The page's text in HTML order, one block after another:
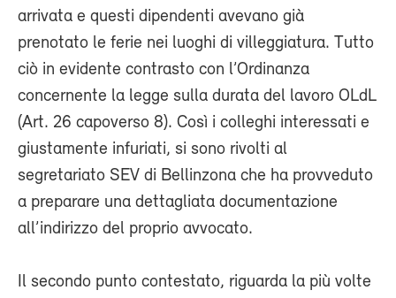
arrivata e questi dipendenti avevano già
prenotato le ferie nei luoghi di villeggiatura. Tutto
ciò in evidente contrasto con l’Ordinanza
concernente la legge sulla durata del lavoro OLdL
(Art. 26 capoverso 8). Così i colleghi interessati e
giustamente infuriati, si sono rivolti al
segretariato SEV di Bellinzona che ha provveduto
a preparare una dettagliata documentazione
all’indirizzo del proprio avvocato.
Il secondo punto contestato, riguarda la più volte